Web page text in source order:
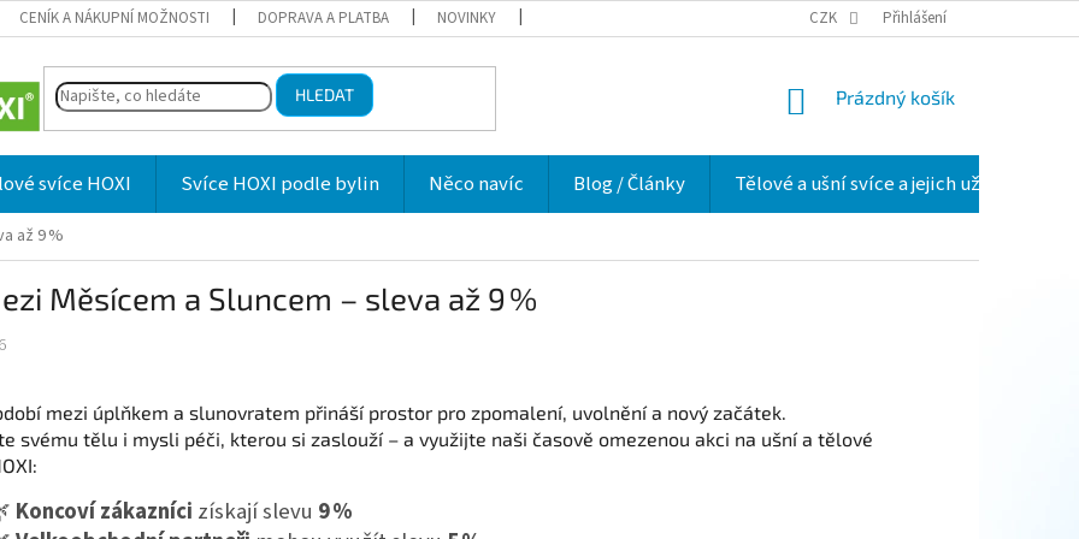
CENÍK A NÁKUPNÍ MOŽNOSTI DOPRAVA A PLATBA NOVINKY HODNOCENÍ OBCHODU O NÁS
CZK Přihlášení
HLEDAT
NÁKUPNÍ
Prázdný košík
svíce HOXI Svíce HOXI podle bylin Něco navíc Blog / Články Tělové a ušní svíce a jejich užití v praxi
až 9 %
Měsícem a Sluncem – sleva až 9 %
mezi úplňkem a slunovratem přináší prostor pro zpomalení, uvolnění a nový začátek.
svému tělu i mysli péči, kterou si zaslouží – a využijte naši časově omezenou akci na ušní a tělové
Koncoví zákazníci získají slevu 9 %